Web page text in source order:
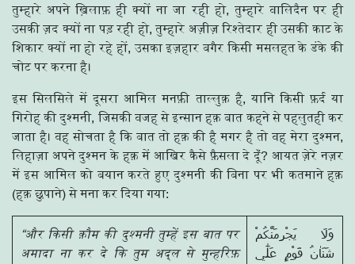
तुम्हारे अपने ख़िलाफ़ ही क्यों ना जा रही हो, तुम्हारे वालिदैन पर ही
उसकी ज़द क्यों ना पड़ रही हो, तुम्हारे अज़ीज़ रिश्तेदार ही उसकी काट के
शिकार क्यों ना हो रहे हों, उसका इज़हार बगैर किसी मसलहत के डंके की
चोट पर करना है।
इस सिलसिले में दूसरा आमिल मनफ़ी ताल्लुक़ है, यानि किसी फ़र्द या
गिरोह की दुश्मनी, जिसकी वजह से इन्सान हक़ बात कहने से पहलुतही कर
जाता है। वह सोचता है कि बात तो हक़ की है मगर है तो वह मेरा दुश्मन,
लिहाज़ा अपने दुश्मन के हक़ में आखिर कैसे फ़ैसला दे दूँ? आयत ज़ेरे नज़र
में इस आमिल को बयान करते हुए दुश्मनी की बिना पर भी कतमाने हक़
(हक़ छुपाने) से मना कर दिया गया:
“और किसी क़ौम की दुश्मनी तुम्हें इस बात पर
अमादा ना कर दे कि तुम अद्ल से मुन्हरिफ़
وَلَا يَجْرِمَنَّكُمْ
شَنَاٰنُ قَوْمٍ عَلٰٓي